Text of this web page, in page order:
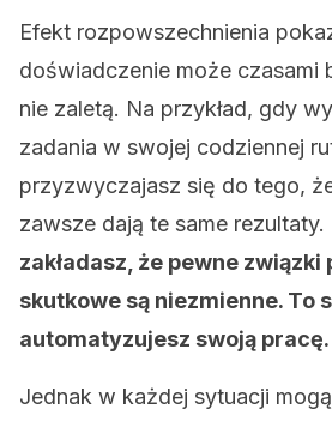
Efekt rozpowszechnienia
doświadczenie może czasami
nie zaletą. Na przykład, gdy
zadania w swojej codziennej
przyzwyczajasz się do tego,
zawsze dają te same rezultaty.
zakładasz, że pewne
skutkowe są niezmienne. To
automatyzujesz swoją pracę.
Jednak w każdej sytuacji